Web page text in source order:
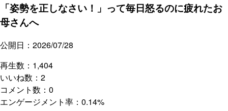
「姿勢を正しなさい！」って毎日怒るのに疲れたお
母さんへ
公開日：2026/07/28
再生数：1,404
いいね数：2
コメント数：0
エンゲージメント率：0.14%